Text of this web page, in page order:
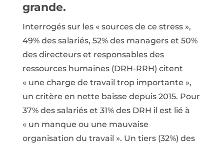
grande.
Interrogés sur les « sources de ce stress »,
49% des salariés, 52% des managers et 50%
des directeurs et responsables des
ressources humaines (DRH-RRH) citent
« une charge de travail trop importante »,
un critère en nette baisse depuis 2015. Pour
37% des salariés et 31% des DRH il est lié à
« un manque ou une mauvaise
organisation du travail ». Un tiers (32%) des